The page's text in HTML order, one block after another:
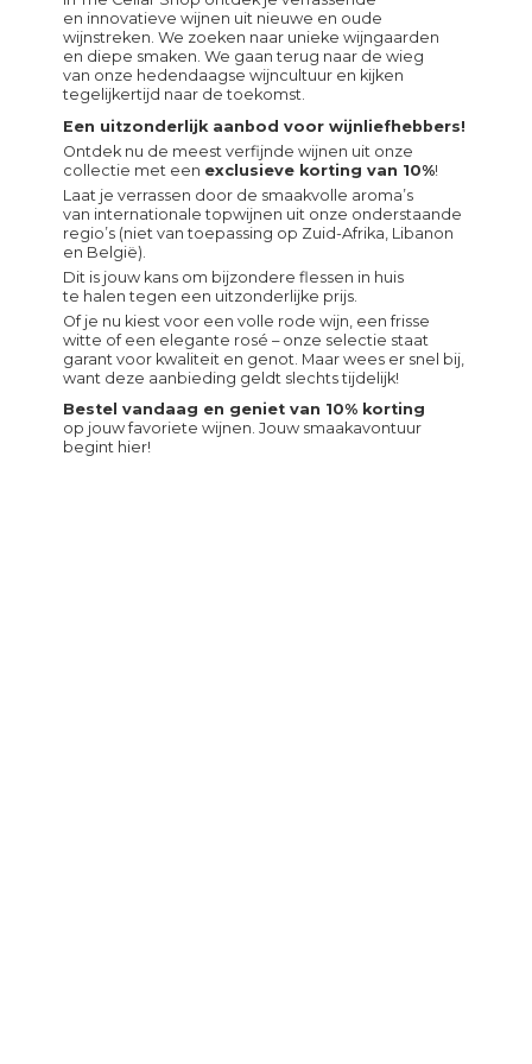
en innovatieve wijnen uit nieuwe en oude
wijnstreken. We zoeken naar unieke wijngaarden
en diepe smaken. We gaan terug naar de wieg
van onze hedendaagse wijncultuur en kijken
tegelijkertijd naar de toekomst.
Een uitzonderlijk aanbod voor wijnliefhebbers!
Ontdek nu de meest verfijnde wijnen uit onze
collectie met een exclusieve korting van 10%!
Laat je verrassen door de smaakvolle aroma’s
van internationale topwijnen uit onze onderstaande
regio’s (niet van toepassing op Zuid-Afrika, Libanon
en België).
Dit is jouw kans om bijzondere flessen in huis
te halen tegen een uitzonderlijke prijs.
Of je nu kiest voor een volle rode wijn, een frisse
witte of een elegante rosé – onze selectie staat
garant voor kwaliteit en genot. Maar wees er snel bij,
want deze aanbieding geldt slechts tijdelijk!
Bestel vandaag en geniet van 10% korting
op jouw favoriete wijnen. Jouw smaakavontuur
begint hier!